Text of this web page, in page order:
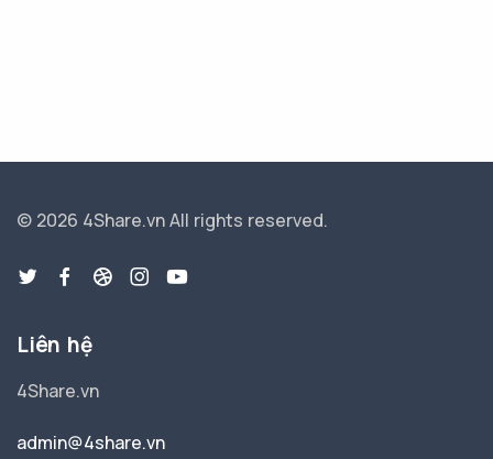
© 2026 4Share.vnAll rights reserved.
Liên hệ
4Share.vn
admin@4share.vn